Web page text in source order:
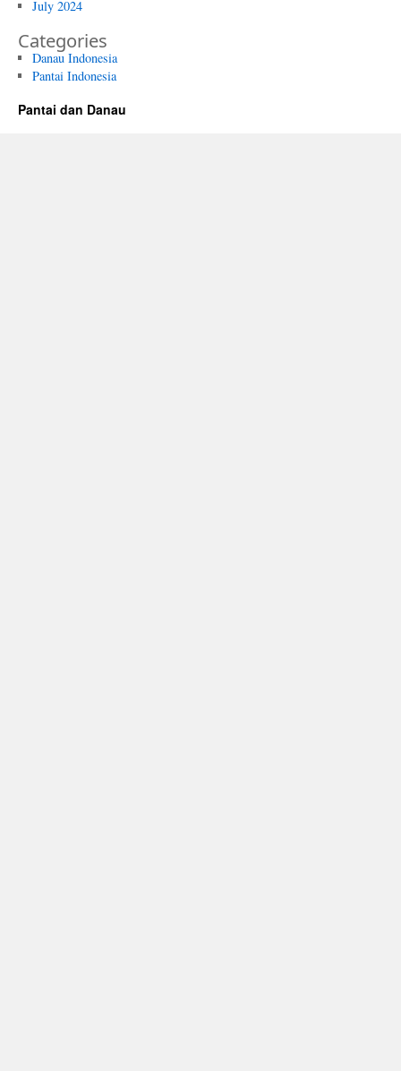
July 2024
Categories
Danau Indonesia
Pantai Indonesia
Pantai dan Danau